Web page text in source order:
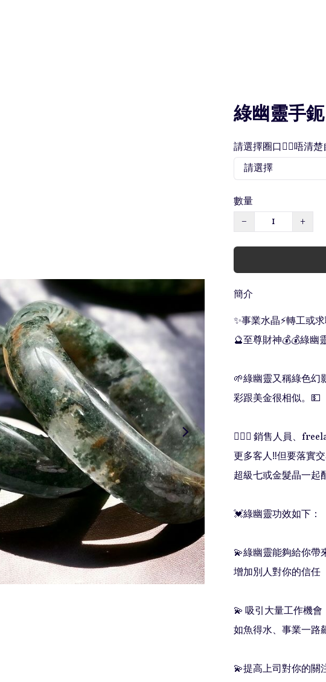
綠幽靈手鈪
請選擇圈口👉🏻唔清
數量
−
+
簡介
✨事業水晶⚡️轉工或
🔮至尊財神💰💰綠
🌱綠幽靈又稱綠色幻
彩跟美金很相似。💵
💁🏻‍♀️ 銷售人員、
更多客人‼️但要落實
超級七或金髮晶一起
💓綠幽靈功效如下：
💫綠幽靈能夠給你帶
增加別人對你的信任
💫 吸引大量工作機
如魚得水、事業一路
💫提高上司對你的關